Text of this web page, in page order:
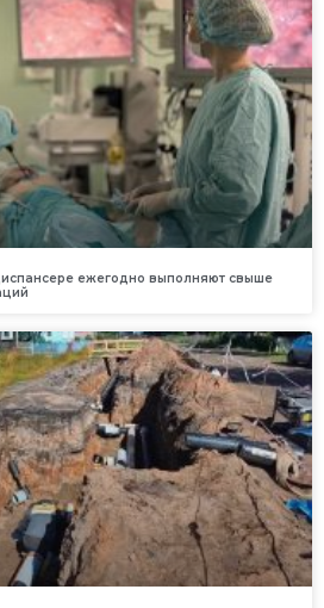
ежегодно выполняют свыше